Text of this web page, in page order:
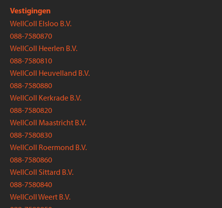
Vestigingen
WellColl Elsloo B.V.
088-7580870
WellColl Heerlen B.V.
088-7580810
WellColl Heuvelland B.V.
088-7580880
WellColl Kerkrade B.V.
088-7580820
WellColl Maastricht B.V.
088-7580830
WellColl Roermond B.V.
088-7580860
WellColl Sittard B.V.
088-7580840
WellColl Weert B.V.